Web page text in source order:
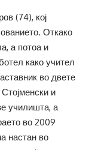
(74), кој
Откако
а потоа и
како учител
во двете
и
училишта, а
во 2009
настан во